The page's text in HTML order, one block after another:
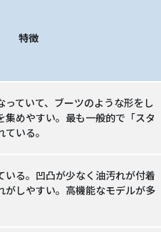
特徴
ていて、ブーツのような形をし
集めやすい。最も一般的で「スタ
いる。
いる。凹凸が少なく油汚れが付着
がしやすい。高機能なモデルが多